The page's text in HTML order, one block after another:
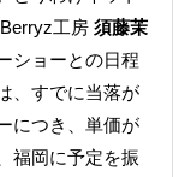
工房 須藤茉
ショーとの日程
、すでに当落が
につき、単価が
福岡に予定を振